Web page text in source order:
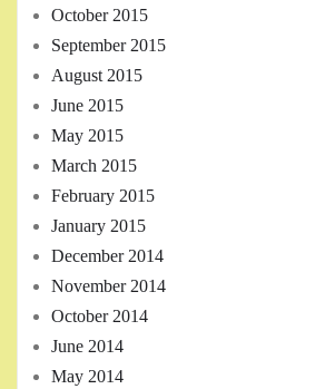
October 2015
September 2015
August 2015
June 2015
May 2015
March 2015
February 2015
January 2015
December 2014
November 2014
October 2014
June 2014
May 2014